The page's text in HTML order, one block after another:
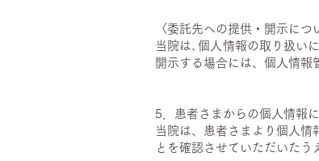
〈委託先への提供・開示につ
当院は､個人情報の取り扱い
開示する場合には、個人情報
5．患者さまからの個人情報
当院は、患者さまより個人情
とを確認させていただいたう